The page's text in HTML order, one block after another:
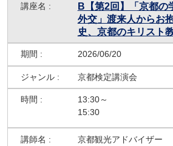
B【第2回】「京都
外交」渡来人からお
史、京都のキリスト
2026/06/20
京都検定講演会
13:30～
15:30
京都観光アドバイザー